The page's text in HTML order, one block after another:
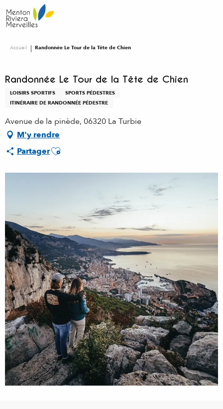
au
contenu
Accueil Randonnée Le Tour de la Tête de Chien
Randonnée Le Tour de la Tête de Chien
LOISIRS SPORTIFS
SPORTS PÉDESTRES
ITINÉRAIRE DE RANDONNÉE PÉDESTRE
Avenue de la pinède, 06320 La Turbie
M'y rendre
PartagerAjouter aux favoris